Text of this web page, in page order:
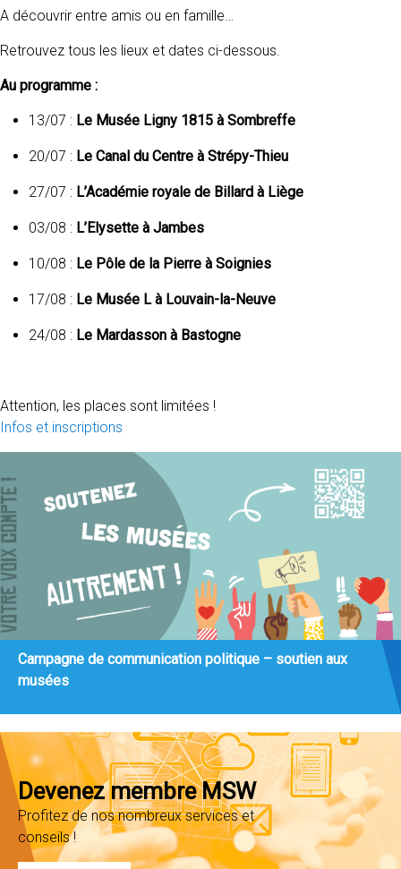
A découvrir entre amis ou en famille…
Retrouvez tous les lieux et dates ci-dessous.
Au programme :
13/07 : Le Musée Ligny 1815 à Sombreffe
20/07 : Le Canal du Centre à Strépy-Thieu
27/07 : L’Académie royale de Billard à Liège
03/08 : L’Elysette à Jambes
10/08 : Le Pôle de la Pierre à Soignies
17/08 : Le Musée L à Louvain-la-Neuve
24/08 : Le Mardasson à Bastogne
Attention, les places sont limitées !
Infos et inscriptions
Campagne de communication politique – soutien aux
musées
Devenez membre MSW
Profitez de nos nombreux services et
conseils !